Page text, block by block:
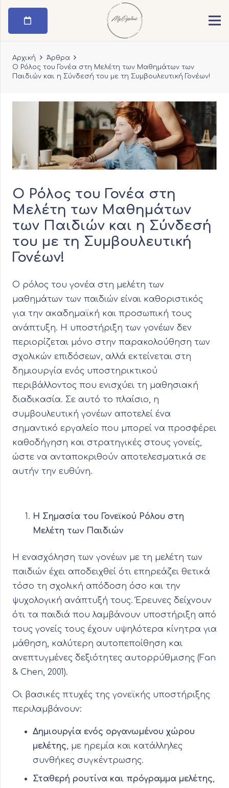
Αρχική
Άρθρα
Ο Ρόλος του Γονέα στη Μελέτη των Μαθημάτων των
Παιδιών και η Σύνδεσή του με τη Συμβουλευτική Γονέων!
Ο Ρόλος του Γονέα στη
Μελέτη των Μαθημάτων
των Παιδιών και η Σύνδεσή
του με τη Συμβουλευτική
Γονέων!
Ο ρόλος του γονέα στη μελέτη των
μαθημάτων των παιδιών είναι καθοριστικός
για την ακαδημαϊκή και προσωπική τους
ανάπτυξη. Η υποστήριξη των γονέων δεν
περιορίζεται μόνο στην παρακολούθηση των
σχολικών επιδόσεων, αλλά εκτείνεται στη
δημιουργία ενός υποστηρικτικού
περιβάλλοντος που ενισχύει τη μαθησιακή
διαδικασία. Σε αυτό το πλαίσιο, η
συμβουλευτική γονέων αποτελεί ένα
σημαντικό εργαλείο που μπορεί να προσφέρει
καθοδήγηση και στρατηγικές στους γονείς,
ώστε να ανταποκριθούν αποτελεσματικά σε
αυτήν την ευθύνη.
Η Σημασία του Γονεϊκού Ρόλου στη
Μελέτη των Παιδιών
Η ενασχόληση των γονέων με τη μελέτη των
παιδιών έχει αποδειχθεί ότι επηρεάζει θετικά
τόσο τη σχολική απόδοση όσο και την
ψυχολογική ανάπτυξή τους. Έρευνες δείχνουν
ότι τα παιδιά που λαμβάνουν υποστήριξη από
τους γονείς τους έχουν υψηλότερα κίνητρα για
μάθηση, καλύτερη αυτοπεποίθηση και
ανεπτυγμένες δεξιότητες αυτορρύθμισης (Fan
& Chen, 2001).
Οι βασικές πτυχές της γονεϊκής υποστήριξης
περιλαμβάνουν:
Δημιουργία ενός οργανωμένου χώρου
μελέτης, με ηρεμία και κατάλληλες
συνθήκες συγκέντρωσης.
Σταθερή ρουτίνα και πρόγραμμα μελέτης,